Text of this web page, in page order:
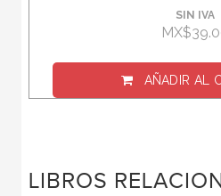
SIN IVA
AÑADIR AL
LIBROS